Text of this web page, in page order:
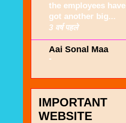
the employees have
got another big...
3 वर्ष पहले
Aai Sonal Maa
-
IMPORTANT
WEBSITE